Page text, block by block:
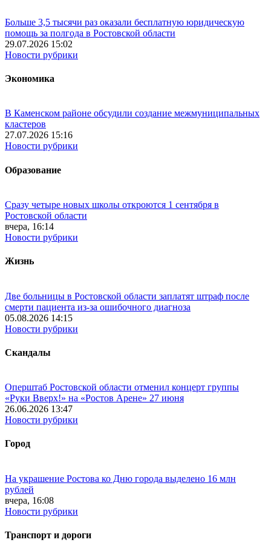
Больше 3,5 тысячи раз оказали бесплатную юридическую
помощь за полгода в Ростовской области
29.07.2026 15:02
Новости рубрики
Экономика
В Каменском районе обсудили создание межмуниципальных
кластеров
27.07.2026 15:16
Новости рубрики
Образование
Сразу четыре новых школы откроются 1 сентября в
Ростовской области
вчера, 16:14
Новости рубрики
Жизнь
Две больницы в Ростовской области заплатят штраф после
смерти пациента из-за ошибочного диагноза
05.08.2026 14:15
Новости рубрики
Скандалы
Оперштаб Ростовской области отменил концерт группы
«Руки Вверх!» на «Ростов Арене» 27 июня
26.06.2026 13:47
Новости рубрики
Город
На украшение Ростова ко Дню города выделено 16 млн
рублей
вчера, 16:08
Новости рубрики
Транспорт и дороги